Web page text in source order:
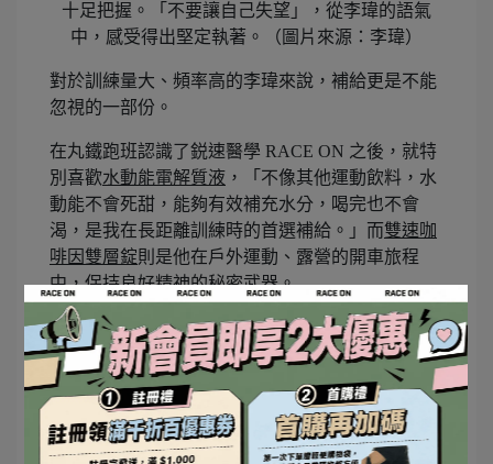
十足把握。「不要讓自己失望」，從李瑋的語氣
中，感受得出堅定執著。（圖片來源：李瑋）
對於訓練量大、頻率高的李瑋來說，補給更是不能
忽視的一部份。
在丸鐵跑班認識了鋭速醫學 RACE ON 之後，就特
別喜歡水動能電解質液 ，「不像其他運動飲料，水
動能不會死甜，能夠有效補充水分，喝完也不會
渴，是我在長距離訓練時的首選補給。」而雙速咖
啡因雙層錠則是他在戶外運動、露營的開車旅程
中，保持良好精神的秘密武器。